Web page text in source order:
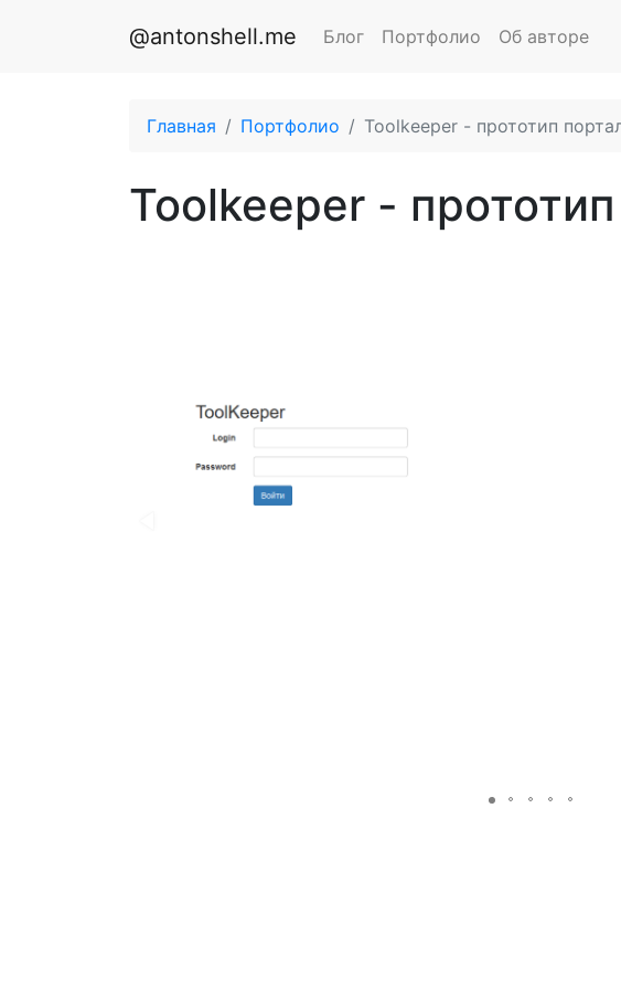
@antonshell.me Блог Портфолио Об авторе
Главная Портфолио Toolkeeper - прототип
Toolkeeper -